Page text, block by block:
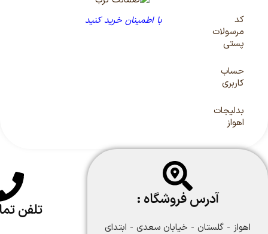
کد
مرسولات
پستی
حساب
کاربری
بدلیجات
اهواز
با اطمینان خرید کنید
آدرس فروشگاه :
اهواز - گلستان - خیابان سعدی - ابتدای
تلفن